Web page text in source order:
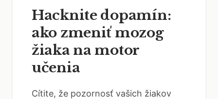
Hacknite dopamín:
ako zmeniť mozog
žiaka na motor
učenia
Cítite, že pozornosť vašich žiakov